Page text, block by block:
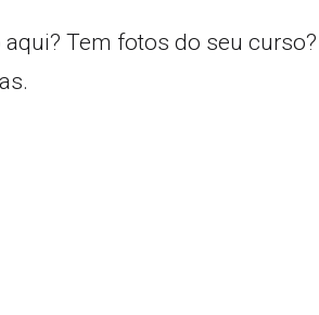
Tem fotos do seu